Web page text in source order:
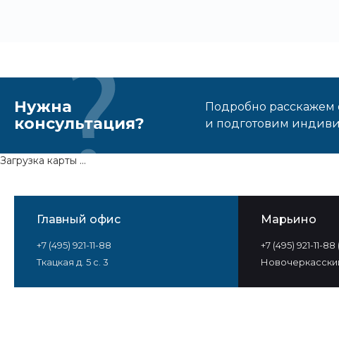
Нужна
консультация?
Подробно расскажем
и подготовим
Главный офис
+7 (495) 921-11-88
Ткацкая д. 5 с. 3
Марьино
+7 (495) 921-11-
Загрузка карты ...